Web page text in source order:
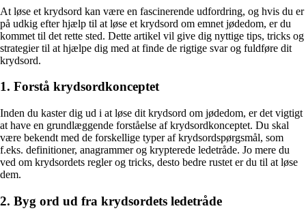
At løse et krydsord kan være en fascinerende udfordring, og hvis du er
på udkig efter hjælp til at løse et krydsord om emnet jødedom, er du
kommet til det rette sted. Dette artikel vil give dig nyttige tips, tricks og
strategier til at hjælpe dig med at finde de rigtige svar og fuldføre dit
krydsord.
1. Forstå krydsordkonceptet
Inden du kaster dig ud i at løse dit krydsord om jødedom, er det vigtigt
at have en grundlæggende forståelse af krydsordkonceptet. Du skal
være bekendt med de forskellige typer af krydsordspørgsmål, som
f.eks. definitioner, anagrammer og krypterede ledetråde. Jo mere du
ved om krydsordets regler og tricks, desto bedre rustet er du til at løse
dem.
2. Byg ord ud fra krydsordets ledetråde